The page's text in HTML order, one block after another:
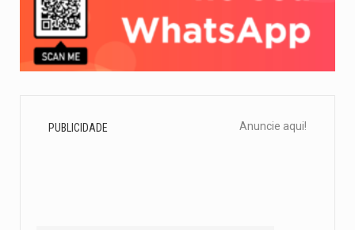
PUBLICIDADE Anuncie aqui!